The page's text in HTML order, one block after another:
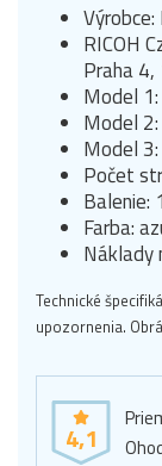
Výrobce:
RICOH
Praha
Model
Model
Model
Počet
Balenie:
Farba:
Náklady
Technické
upozornenia.
4,1